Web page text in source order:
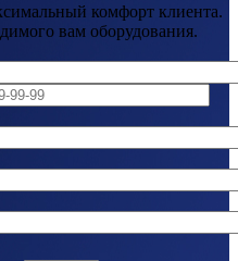
комфорт клиента.
вам оборудования.